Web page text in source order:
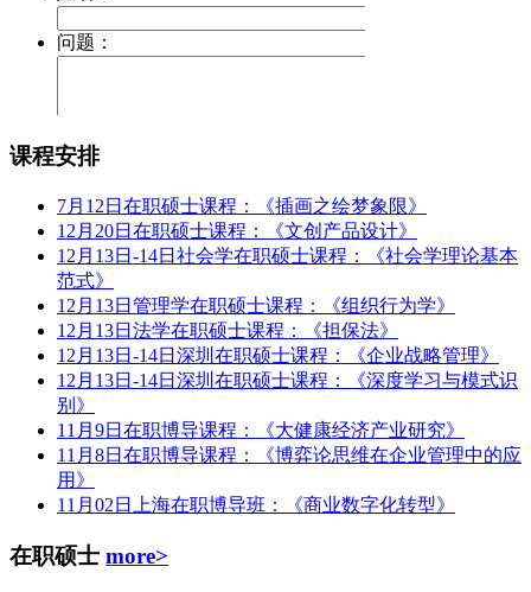
课程安排
7月12日在职硕士课程：《插画之绘梦象限》
12月20日在职硕士课程：《文创产品设计》
12月13日-14日社会学在职硕士课程：《社会学理论基本
范式》
12月13日管理学在职硕士课程：《组织行为学》
12月13日法学在职硕士课程：《担保法》
12月13日-14日深圳在职硕士课程：《企业战略管理》
12月13日-14日深圳在职硕士课程：《深度学习与模式识
别》
11月9日在职博导课程：《大健康经济产业研究》
11月8日在职博导课程：《博弈论思维在企业管理中的应
用》
11月02日上海在职博导班：《商业数字化转型》
在职硕士 more>